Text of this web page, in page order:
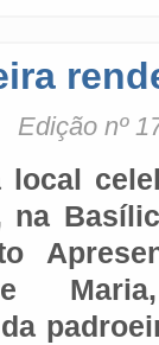
Edição nº
local
na